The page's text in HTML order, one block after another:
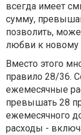
всегда имеет
сумму,
позволить,
любви к новому
Вместо этого
правило 28/36.
ежемесячные
превышать 28
ежемесячного
расходы -